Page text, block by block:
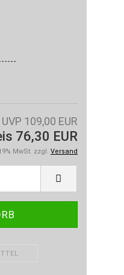
UVP 109,00 EUR
76,30 EUR
MwSt. zzgl. Versand